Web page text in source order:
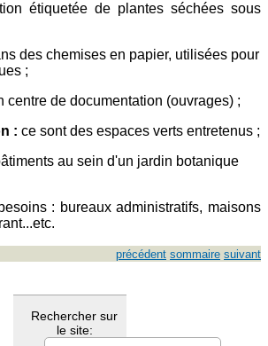
étiquetée de plantes séchées sous
des chemises en papier, utilisées pour
;
centre de documentation (ouvrages) ;
: ce sont des espaces verts entretenus ;
au sein d'un jardin botanique
: bureaux administratifs, maisons
précédent sommaire suivant
Rechercher sur
le site: